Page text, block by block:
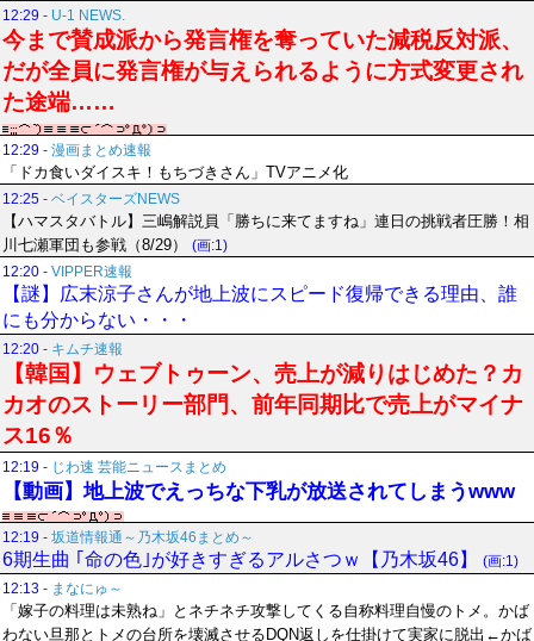
12:29 - U-1 NEWS.
今まで賛成派から発言権を奪っていた減税反対派、
だが全員に発言権が与えられるように方式変更され
た途端……
12:29 - 漫画まとめ速報
「ドカ食いダイスキ！もちづきさん」TVアニメ化
12:25 - ベイスターズNEWS
【ハマスタバトル】三嶋解説員「勝ちに来てますね」連日の挑戦者圧勝！相
川七瀬軍団も参戦（8/29）
(画:1)
12:20 - VIPPER速報
【謎】広末涼子さんが地上波にスピード復帰できる理由、誰
にも分からない・・・
12:20 - キムチ速報
【韓国】ウェブトゥーン、売上が減りはじめた？カ
カオのストーリー部門、前年同期比で売上がマイナ
ス16％
12:19 - じわ速 芸能ニュースまとめ
【動画】地上波でえっちな下乳が放送されてしまうwww
12:19 - 坂道情報通～乃木坂46まとめ～
6期生曲 ｢命の色｣が好きすぎるアルさつｗ【乃木坂46】
(画:1)
12:13 - まなにゅ～
「嫁子の料理は未熟ね」とネチネチ攻撃してくる自称料理自慢のトメ。かば
わない旦那とトメの台所を壊滅させるDQN返しを仕掛けて実家に脱出←かば